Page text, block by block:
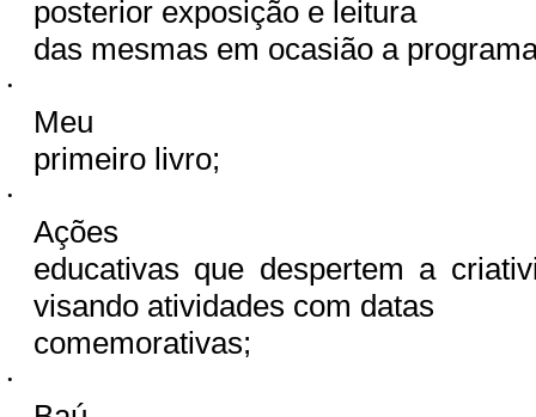
posterior exposição e leitura
das mesmas em ocasião a
·
Meu
primeiro livro;
·
Ações
educativas que despertem a
visando atividades com datas
comemorativas;
·